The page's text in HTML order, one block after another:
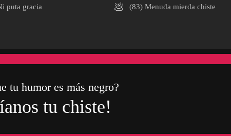
puta gracia 💩 (83)Menuda mierda chiste
tu humor es más negro?
tu chiste!